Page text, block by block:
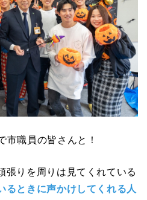
市職員の皆さんと！
張りを周りは見てくれている
るときに声かけしてくれる人